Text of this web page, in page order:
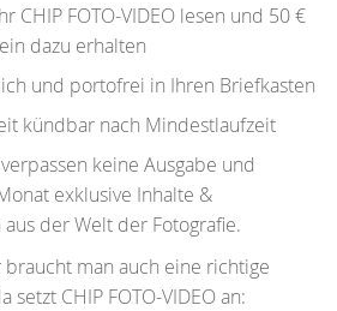
CHIP FOTO-VIDEO lesen und 50 €
dazu erhalten
und portofrei in Ihren Briefkasten
kündbar nach Mindestlaufzeit
keine Ausgabe und
exklusive Inhalte &
der Welt der Fotografie.
man auch eine richtige
setzt CHIP FOTO-VIDEO an: